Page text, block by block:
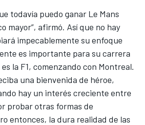
todavía puedo ganar Le Mans
mayor”, afirmó. Así que no hay
impecablemente su enfoque
es importante para su carrera
la F1, comenzando con Montreal.
una bienvenida de héroe,
hay un interés creciente entre
probar otras formas de
entonces, la dura realidad de las